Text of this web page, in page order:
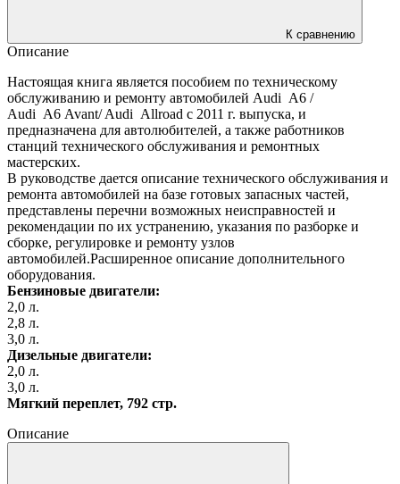
К сравнению
Описание
Настоящая книга является пособием по техническому
обслуживанию и ремонту автомобилей Audi А6 /
Audi А6 Avant/ Audi Allroad с 2011 г. выпуска, и
предназначена для автолюбителей, а также работников
станций технического обслуживания и ремонтных
мастерских.
В руководстве дается описание технического обслуживания и
ремонта автомобилей на базе готовых запасных частей,
представлены перечни возможных неисправностей и
рекомендации по их устранению, указания по разборке и
сборке, регулировке и ремонту узлов
автомобилей.Расширенное описание дополнительного
оборудования.
Бензиновые двигатели:
2,0 л.
2,8 л.
3,0 л.
Дизельные двигатели:
2,0 л.
3,0 л.
Мягкий переплет, 792 стр.
Описание